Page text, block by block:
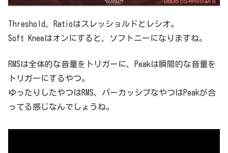
Threshold、Ratioはスレッショルドとレシオ。
Soft Kneeはオンにすると、ソフトニーになりますね。
RMSは全体的な音量をトリガーに、Peakは瞬間的な音量を
トリガーにするやつ。
ゆったりしたやつはRMS、パーカッシブなやつはPeakが合
ってる感じなんでしょうね。